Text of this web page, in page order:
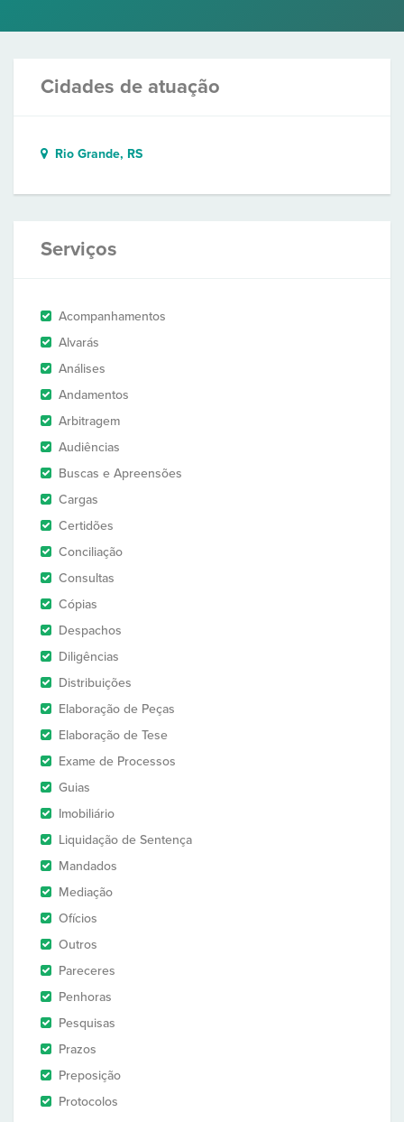
Cidades de atuação
Rio Grande, RS
Serviços
Acompanhamentos
Alvarás
Análises
Andamentos
Arbitragem
Audiências
Buscas e Apreensões
Cargas
Certidões
Conciliação
Consultas
Cópias
Despachos
Diligências
Distribuições
Elaboração de Peças
Elaboração de Tese
Exame de Processos
Guias
Imobiliário
Liquidação de Sentença
Mandados
Mediação
Ofícios
Outros
Pareceres
Penhoras
Pesquisas
Prazos
Preposição
Protocolos